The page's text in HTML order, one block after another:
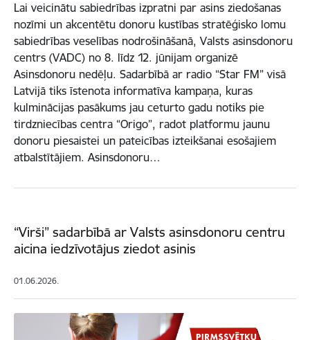
Lai veicinātu sabiedrības izpratni par asins ziedošanas
nozīmi un akcentētu donoru kustības stratēģisko lomu
sabiedrības veselības nodrošināšanā, Valsts asinsdonoru
centrs (VADC) no 8. līdz 12. jūnijam organizē
Asinsdonoru nedēļu. Sadarbībā ar radio “Star FM” visā
Latvijā tiks īstenota informatīva kampaņa, kuras
kulminācijas pasākums jau ceturto gadu notiks pie
tirdzniecības centra “Origo”, radot platformu jaunu
donoru piesaistei un pateicības izteikšanai esošajiem
atbalstītājiem. Asinsdonoru…
“Virši” sadarbībā ar Valsts asinsdonoru centru
aicina iedzīvotājus ziedot asinis
01.06.2026.